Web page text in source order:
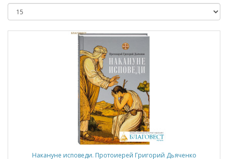
Накануне исповеди. Протоиерей Григорий Дьяченко